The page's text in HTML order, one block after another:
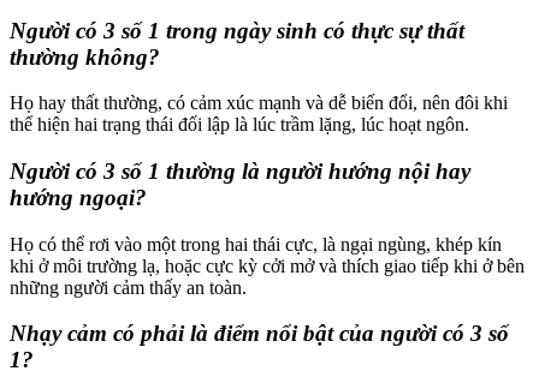
Người có 3 số 1 trong ngày sinh có thực sự thất
thường không?
Họ hay thất thường, có cảm xúc mạnh và dễ biến đổi, nên đôi khi
thể hiện hai trạng thái đối lập là lúc trầm lặng, lúc hoạt ngôn.
Người có 3 số 1 thường là người hướng nội hay
hướng ngoại?
Họ có thể rơi vào một trong hai thái cực, là ngại ngùng, khép kín
khi ở môi trường lạ, hoặc cực kỳ cởi mở và thích giao tiếp khi ở bên
những người cảm thấy an toàn.
Nhạy cảm có phải là điểm nổi bật của người có 3 số
1?